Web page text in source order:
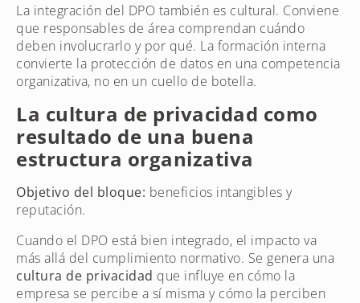
La integración del DPO también es cultural. Conviene
que responsables de área comprendan cuándo
deben involucrarlo y por qué. La formación interna
convierte la protección de datos en una competencia
organizativa, no en un cuello de botella.
La cultura de privacidad como
resultado de una buena
estructura organizativa
Objetivo del bloque: beneficios intangibles y
reputación.
Cuando el DPO está bien integrado, el impacto va
más allá del cumplimiento normativo. Se genera una
cultura de privacidad que influye en cómo la
empresa se percibe a sí misma y cómo la perciben